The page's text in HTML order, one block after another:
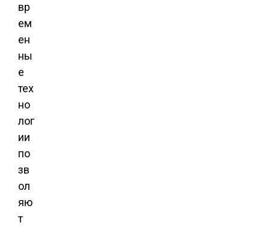
вр
ем
ен
ны
е
тех
но
лог
ии
по
зв
ол
яю
т